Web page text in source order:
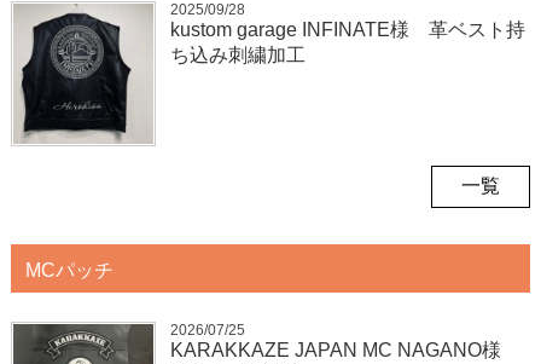
2025/09/28
kustom garage INFINATE様 革ベスト持
ち込み刺繍加工
一覧
MCパッチ
2026/07/25
KARAKKAZE JAPAN MC NAGANO様